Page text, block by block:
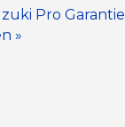
Pro Garantie
»